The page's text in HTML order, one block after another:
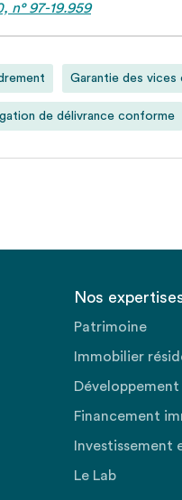
n° 97-19.959
Garantie des vices
de délivrance conforme
Nos
Patrimoine
Immobilier
Financement
Investissement
Le Lab